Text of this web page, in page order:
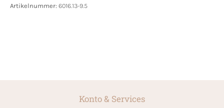
Artikelnummer: 6016.13-9.5
Konto & Services